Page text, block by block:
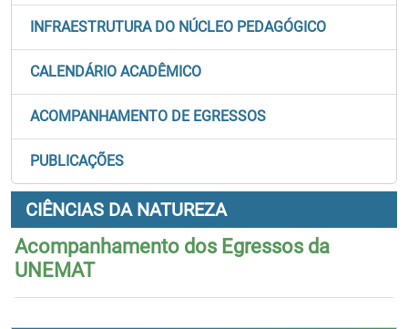
INFRAESTRUTURA DO NÚCLEO PEDAGÓGICO
CALENDÁRIO ACADÊMICO
ACOMPANHAMENTO DE EGRESSOS
PUBLICAÇÕES
CIÊNCIAS DA NATUREZA
Acompanhamento dos Egressos da
UNEMAT